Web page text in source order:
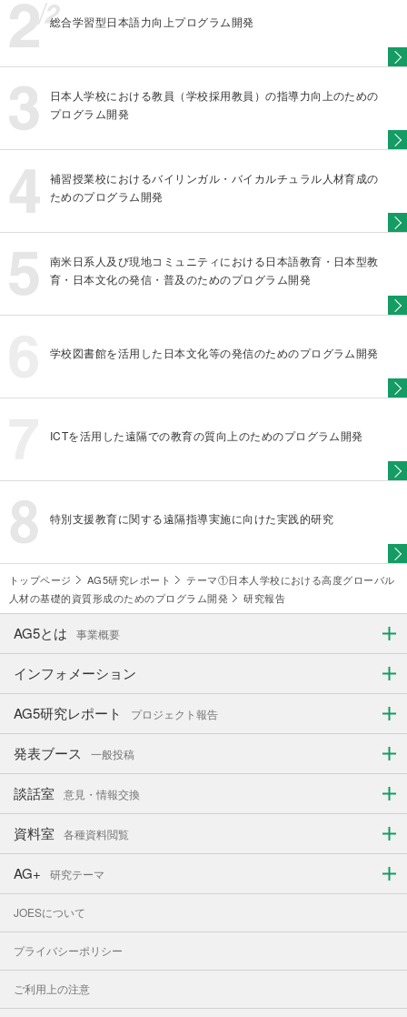
総合学習型日本語力向上プログラム開発
日本人学校における教員（学校採用教員）の指導力向上のための
プログラム開発
補習授業校におけるバイリンガル・バイカルチュラル人材育成の
ためのプログラム開発
南米日系人及び現地コミュニティにおける日本語教育・日本型教
育・日本文化の発信・普及のためのプログラム開発
学校図書館を活用した日本文化等の発信のためのプログラム開発
ICTを活用した遠隔での教育の質向上のためのプログラム開発
特別支援教育に関する遠隔指導実施に向けた実践的研究
トップページ AG5研究レポート
テーマ①日本人学校における高度グローバル
人材の基礎的資質形成のためのプログラム開発
研究報告
AG5とは 事業概要
インフォメーション
AG5研究レポート プロジェクト報告
発表ブース 一般投稿
談話室 意見・情報交換
資料室 各種資料閲覧
AG+ 研究テーマ
JOESについて
プライバシーポリシー
ご利用上の注意